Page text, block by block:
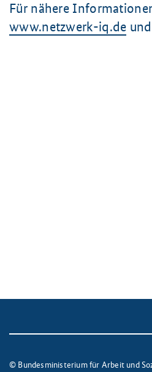
Für nähere
www.netzwerk-iq.de und
© Bundesministerium für Arbeit und